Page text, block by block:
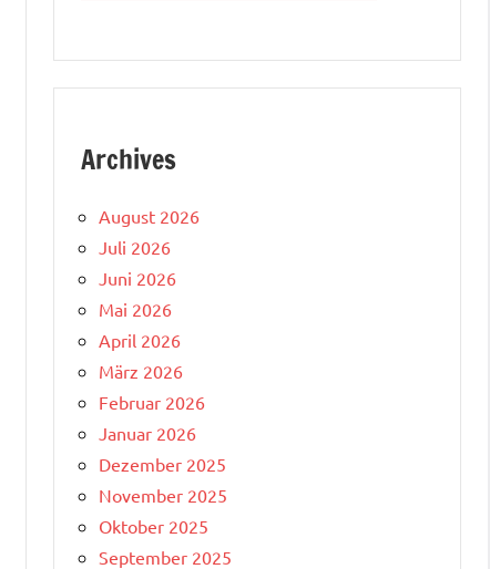
Archives
August 2026
Juli 2026
Juni 2026
Mai 2026
April 2026
März 2026
Februar 2026
Januar 2026
Dezember 2025
November 2025
Oktober 2025
September 2025